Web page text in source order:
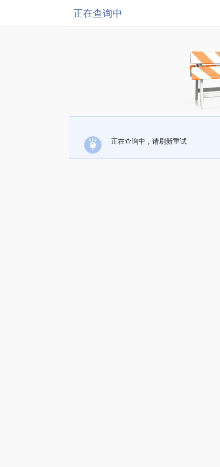
正在查询中
正在查询中，请刷新重试